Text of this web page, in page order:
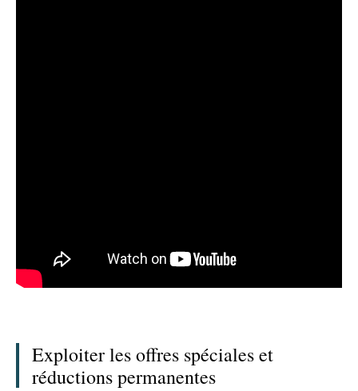
Exploiter les offres spéciales et
réductions permanentes